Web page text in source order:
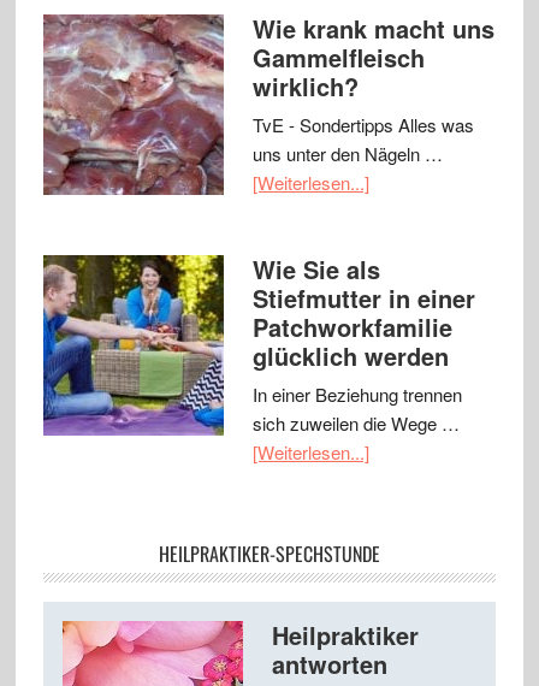
Wie krank macht uns
Gammelfleisch
wirklich?
TvE - Sondertipps Alles was
uns unter den Nägeln …
[Weiterlesen...]
Wie Sie als
Stiefmutter in einer
Patchworkfamilie
glücklich werden
In einer Beziehung trennen
sich zuweilen die Wege …
[Weiterlesen...]
HEILPRAKTIKER-SPECHSTUNDE
Heilpraktiker
antworten